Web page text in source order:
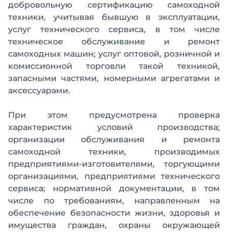
добровольную сертификацию самоходной
техники, учитывая бывшую в эксплуатации,
услуг технического сервиса, в том числе
техническое обслуживание и ремонт
самоходных машин; услуг оптовой, розничной и
комиссионной торговли такой техникой,
запасными частями, номерными агрегатами и
аксессуарами.
При этом предусмотрена проверка
характеристик условий производства;
организации обслуживания и ремонта
самоходной техники, производимых
предприятиями-изготовителями, торгующими
организациями, предприятиями технического
сервиса; нормативной документации, в том
числе по требованиям, направленным на
обеспечение безопасности жизни, здоровья и
имущества граждан, охраны окружающей